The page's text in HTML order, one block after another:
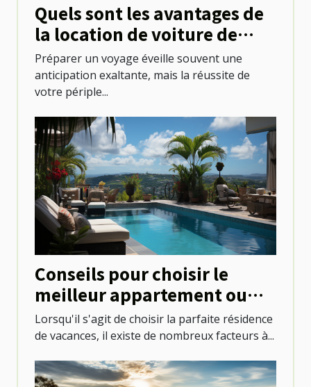
Quels sont les avantages de
la location de voiture de
tourisme pour explorer une
destination ?
Préparer un voyage éveille souvent une
anticipation exaltante, mais la réussite de
votre périple...
Conseils pour choisir le
meilleur appartement ou
villa avec piscine à Saint-
Martin
Lorsqu'il s'agit de choisir la parfaite résidence
de vacances, il existe de nombreux facteurs à...